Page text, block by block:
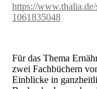
https://
1061835048
Für das Thema
zwei Fachbüchern
Einblicke in